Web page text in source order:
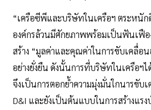
“เครือซีพีและบริษัทในเครือฯ ตระหนั
องค์กรล้วนมีศักยภาพพร้อมเป็นฟันเฟือ
สร้าง “มูลค่าและคุณค่าในการขับเคลื่อ
อย่างยั่งยืน ดังนั้นการที่บริษัทในเครือฯไ
จึงเป็นการตอกย้ำความมุ่งมั่นใกนารขับ
D&I และยังเป็นต้นแบบในการสร้างแร